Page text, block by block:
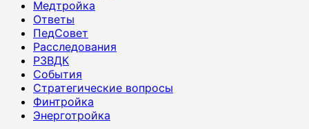
Медтройка
Ответы
ПедСовет
Расследования
РЗВДК
События
Стратегические вопросы
Финтройка
Энерготройка